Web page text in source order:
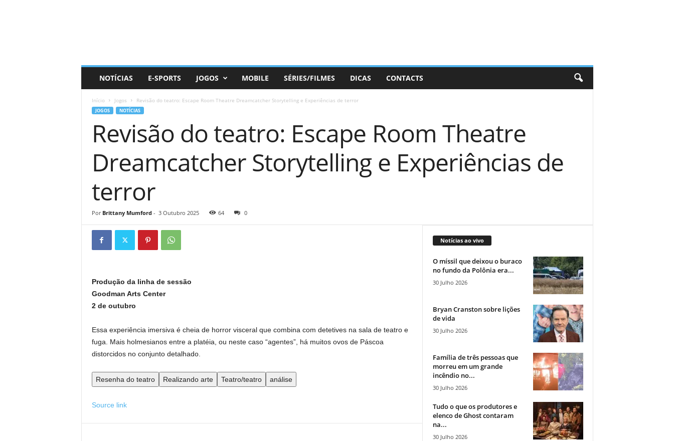
NOTÍCIAS E-SPORTS JOGOS MOBILE SÉRIES/FILMES DICAS CONTACTS
Início Jogos Revisão do teatro: Escape Room Theatre Dreamcatcher Storytelling e Experiências de terror
JOGOS NOTÍCIAS
Revisão do teatro: Escape Room Theatre
Dreamcatcher Storytelling e Experiências de
terror
Por Brittany Mumford- 3 Outubro 2025 64 0
Produção da linha de sessão
Goodman Arts Center
2 de outubro
Essa experiência imersiva é cheia de horror visceral que combina com detetives na sala de teatro e
fuga. Mais holmesianos entre a platéia, ou neste caso “agentes”, há muitos ovos de Páscoa
distorcidos no conjunto detalhado.
Resenha do teatro Realizando arte Teatro/teatro análise
Source link
Notícias ao vivo
O míssil que deixou o buraco
no fundo da Polônia era...
30 Julho 2026
Bryan Cranston sobre lições
de vida
30 Julho 2026
Família de três pessoas que
morreu em um grande
incêndio no...
30 Julho 2026
Tudo o que os produtores e
elenco de Ghost contaram
na...
30 Julho 2026